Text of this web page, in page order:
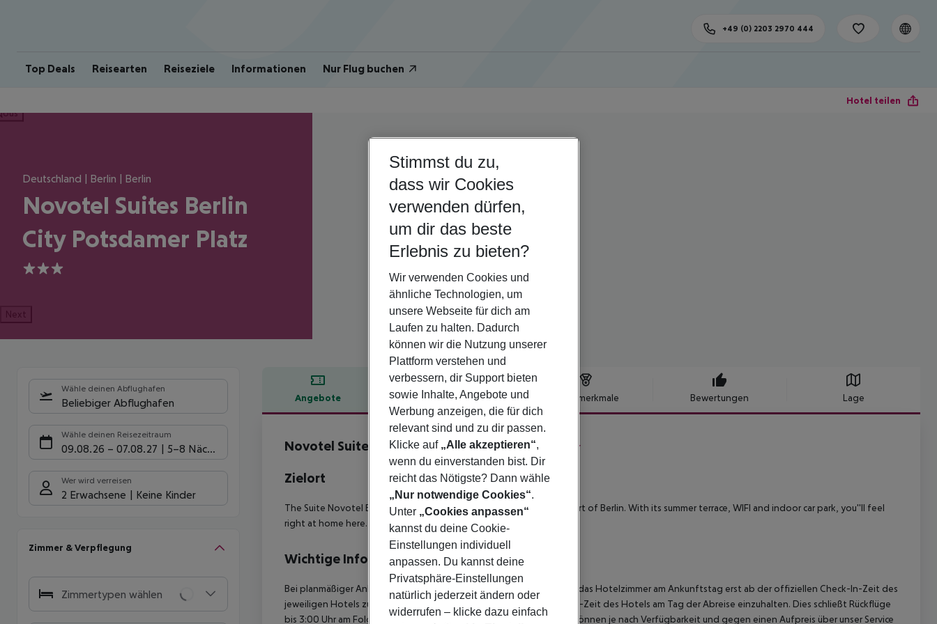
Top Deals Reisearten Reiseziele Informationen Nur Flug buchen
+49 (0) 2203 2970 444
Hotel teilen
Deutschland | Berlin | Berlin
Novotel Suites Berlin
City Potsdamer Platz
3
Next
Wähle deinen Abflughafen
Beliebiger Abflughafen
Wähle deinen Reisezeitraum
09.08.26 – 07.08.27 5-8 Nächte
Wer wird verreisen
2 Erwachsene Keine Kinder
Zimmer & Verpflegung
Zimmertypen wählen
Angebote Hotelbeschreibung Hotelmerkmale Bewertungen Lage
Hotelbeschreibung
Novotel Suites Berlin City Potsdamer Platz
Zielort
The Suite Novotel Berlin Potsdamer Platz hotel is located at the heart of Berlin. With its summer terrace, WIFI and indoor car park, you''ll feel
right at home here.
Wichtige Informationen
Bei planmäßiger Ankunft im Zielgebiet ab 04:00 Uhr morgens steht das Hotelzimmer am Ankunftstag erst ab der offiziellen Check-In-Zeit des
jeweiligen Hotels zur Verfügung. Ebenso ist die offizielle Check-Out-Zeit des Hotels am Tag der Abreise einzuhalten. Dies schließt Rückflüge
bis 3:00 Uhr am Folgetag ein. Früh-Check-In bzw. Spät-Check-Out können je nach Verfügbarkeit und gegen einen Aufpreis über unser Service
Stimmst du zu,
dass wir Cookies
verwenden dürfen,
um dir das beste
Erlebnis zu bieten?
Wir verwenden Cookies und
ähnliche Technologien, um
unsere Webseite für dich am
Laufen zu halten. Dadurch
können wir die Nutzung unserer
Plattform verstehen und
verbessern, dir Support bieten
sowie Inhalte, Angebote und
Werbung anzeigen, die für dich
relevant sind und zu dir passen.
Klicke auf „Alle akzeptieren“,
wenn du einverstanden bist. Dir
reicht das Nötigste? Dann wähle
„Nur notwendige Cookies“.
Unter „Cookies anpassen“
kannst du deine Cookie-
Einstellungen individuell
anpassen. Du kannst deine
Privatsphäre-Einstellungen
natürlich jederzeit ändern oder
widerrufen – klicke dazu einfach